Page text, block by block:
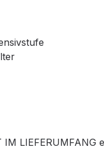
LIEFERUMFANG